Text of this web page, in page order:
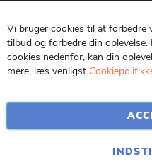
Vi bruger cookies til at forbedre
tilbud og forbedre din
cookies nedenfor, kan din
mere, læs venligst